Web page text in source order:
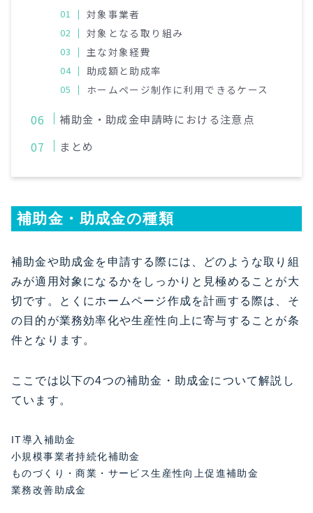
対象事業者
対象となる取り組み
主な対象経費
助成額と助成率
ホームページ制作に利用できるケース
補助金・助成金申請時における注意点
​まとめ
補助金・助成金の種類
補助金や助成金を申請する際には、どのような取り組
みが適用対象になるかをしっかりと見極めることが大
切です。とくにホームページ作成を計画する際は、そ
の目的が業務効率化や生産性向上に寄与することが条
件となります。
ここでは以下の4つの補助金・助成金について解説し
ています。
IT導入補助金
小規模事業者持続化補助金
ものづくり・商業・サービス生産性向上促進補助金
業務改善助成金